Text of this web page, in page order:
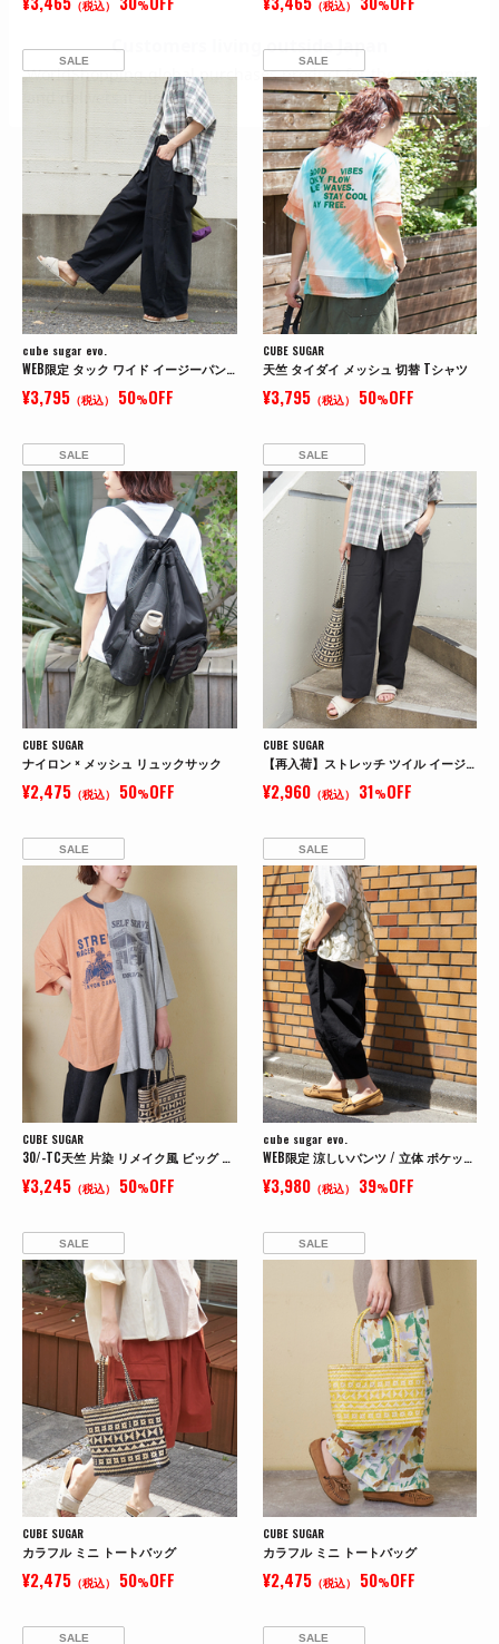
（税込） % （税込） %
SALE
cube sugar evo.
WEB限定 タック ワイド イージーパンツ
¥3,795 （税込） 50%OFF
SALE
CUBE SUGAR
天竺 タイダイ メッシュ 切替 Tシャツ
¥3,795（税込） 50%OFF
SALE
CUBE SUGAR
ナイロン × メッシュ リュックサック
¥2,475 （税込） 50%OFF
SALE
CUBE SUGAR
【再入荷】ストレッチ ツイル イージー ベイカーパンツ
¥2,960（税込） 31%OFF
SALE
CUBE SUGAR
30/-TC天竺 片染 リメイク風 ビッグ Tシャツ
¥3,245 （税込） 50%OFF
SALE
cube sugar evo.
WEB限定 涼しいパンツ / 立体 ポケット イージー コクーンパンツ
¥3,980（税込） 39%OFF
SALE
CUBE SUGAR
カラフル ミニ トートバッグ
¥2,475 （税込） 50%OFF
SALE
CUBE SUGAR
カラフル ミニ トートバッグ
¥2,475（税込） 50%OFF
SALE SALE